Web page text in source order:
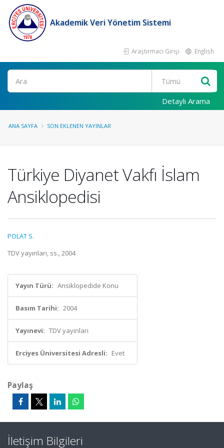
Akademik Veri Yönetim Sistemi
Araştırmacı Girişi English
Ara
Detaylı Arama
ANA SAYFA SON EKLENEN YAYINLAR
Türkiye Diyanet Vakfı İslam
Ansiklopedisi
POLAT S.
TDV yayınları, ss., 2004
Yayın Türü: Ansiklopedide Konu
Basım Tarihi: 2004
Yayınevi: TDV yayınları
Erciyes Üniversitesi Adresli: Evet
Paylaş
İletişim Bilgileri